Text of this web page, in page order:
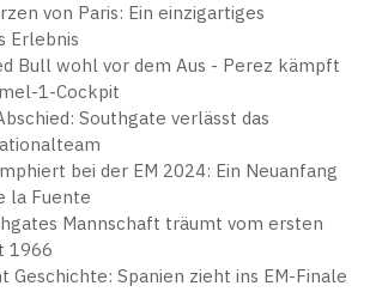
von Paris: Ein einzigartiges
Erlebnis
Bull wohl vor dem Aus - Perez kämpft
1-Cockpit
Southgate verlässt das
bei der EM 2024: Ein Neuanfang
la Fuente
Mannschaft träumt vom ersten
1966
Geschichte: Spanien zieht ins EM-Finale